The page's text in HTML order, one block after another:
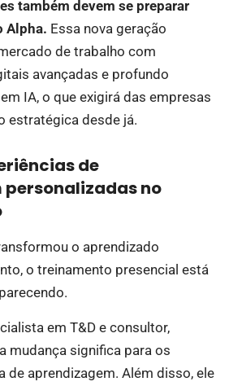
também devem se preparar
Alpha. Essa nova geração
de trabalho com
avançadas e profundo
IA, o que exigirá das empresas
estratégica desde já.
de
no
o aprendizado
o treinamento presencial está
em T&D e consultor,
mudança significa para os
de aprendizagem. Além disso, ele